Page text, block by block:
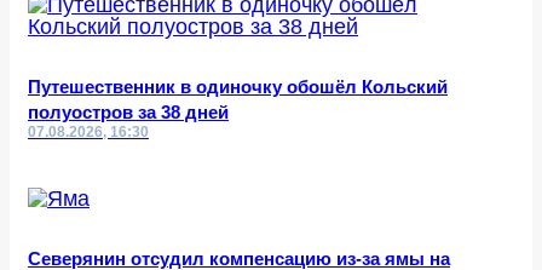
Путешественник в одиночку обошёл Кольский
полуостров за 38 дней
07.08.2026, 16:30
Северянин отсудил компенсацию из-за ямы на